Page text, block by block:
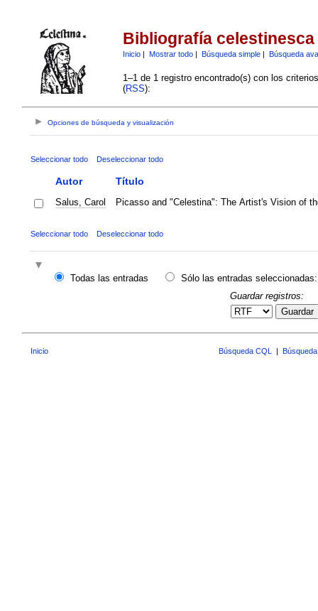
Bibliografía celestinesca
Inicio| Mostrar todo| Búsqueda simple| Búsqueda
1–1 de 1 registro encontrado(s) con los
(RSS):
Opciones de búsqueda y visualización
Seleccionar todo Deseleccionar todo
Autor Título
Salus, Carol Picasso and "Celestina": The Artist's Vision of
Seleccionar todo Deseleccionar todo
Todas las entradas
Sólo las entradas seleccionadas:
Guardar registros:
Guardar
Inicio Búsqueda CQL